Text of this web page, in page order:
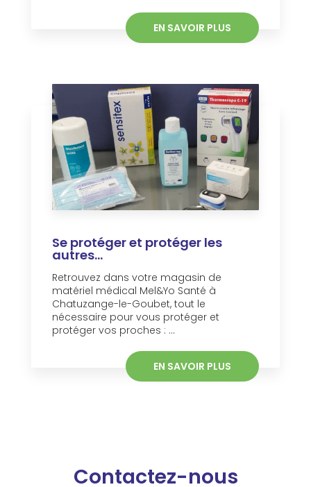
EN SAVOIR PLUS
Se protéger et protéger les
autres...
Retrouvez dans votre magasin de
matériel médical Mel&Yo Santé à
Chatuzange-le-Goubet, tout le
nécessaire pour vous protéger et
protéger vos proches : ...
EN SAVOIR PLUS
Contactez-nous